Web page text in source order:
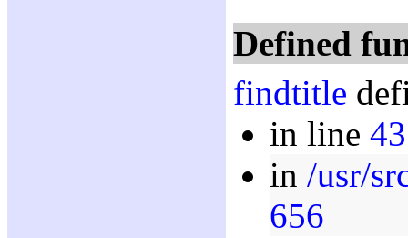
Defined
findtitle
in line 43
in /usr/
656